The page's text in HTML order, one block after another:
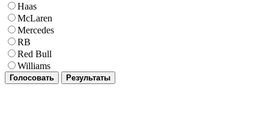
Haas
McLaren
Mercedes
RB
Red Bull
Williams
Голосовать Результаты